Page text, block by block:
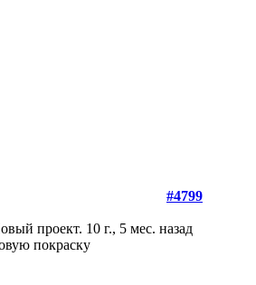
#4799
проект. 10 г., 5 мес. назад
покраску